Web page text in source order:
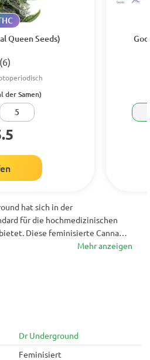
Queen Seeds)
(6)
der Samen)
5
hat sich in der
für die hochmedizinischen
Diese feminisierte Cannabis-
tiefer Entspannung und
Menschen macht, die mit
haben. Darüber hinaus sind ihre
Innen- und Außenbereich von
Schönheit auszuprobieren!
Mehr anzeigen
Dr Underground
Feminisiert